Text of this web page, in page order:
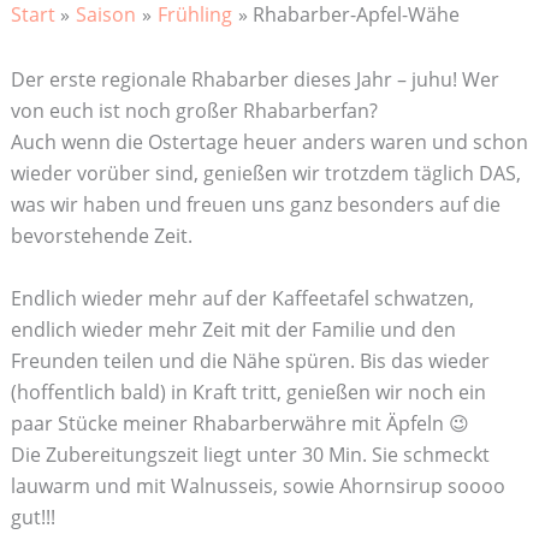
Start Saison Frühling Rhabarber-Apfel-Wähe
Der erste regionale Rhabarber dieses Jahr – juhu! Wer
von euch ist noch großer Rhabarberfan?
Auch wenn die Ostertage heuer anders waren und schon
wieder vorüber sind, genießen wir trotzdem täglich DAS,
was wir haben und freuen uns ganz besonders auf die
bevorstehende Zeit.
Endlich wieder mehr auf der Kaffeetafel schwatzen,
endlich wieder mehr Zeit mit der Familie und den
Freunden teilen und die Nähe spüren. Bis das wieder
(hoffentlich bald) in Kraft tritt, genießen wir noch ein
paar Stücke meiner Rhabarberwähre mit Äpfeln 😉
Die Zubereitungszeit liegt unter 30 Min. Sie schmeckt
lauwarm und mit Walnusseis, sowie Ahornsirup soooo
gut!!!